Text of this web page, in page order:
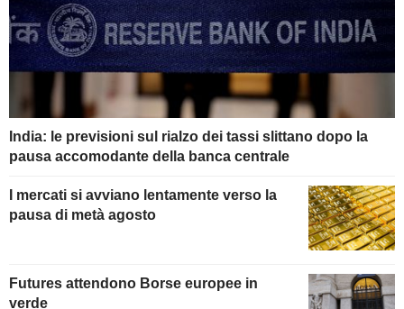
India: le previsioni sul rialzo dei tassi slittano dopo la
pausa accomodante della banca centrale
I mercati si avviano lentamente verso la
pausa di metà agosto
Futures attendono Borse europee in
verde